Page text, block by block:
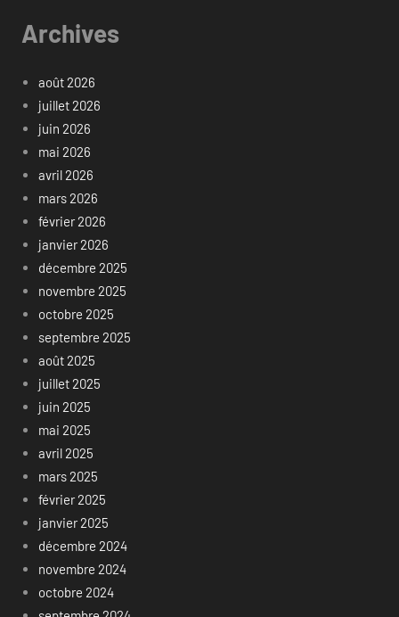
Archives
août 2026
juillet 2026
juin 2026
mai 2026
avril 2026
mars 2026
février 2026
janvier 2026
décembre 2025
novembre 2025
octobre 2025
septembre 2025
août 2025
juillet 2025
juin 2025
mai 2025
avril 2025
mars 2025
février 2025
janvier 2025
décembre 2024
novembre 2024
octobre 2024